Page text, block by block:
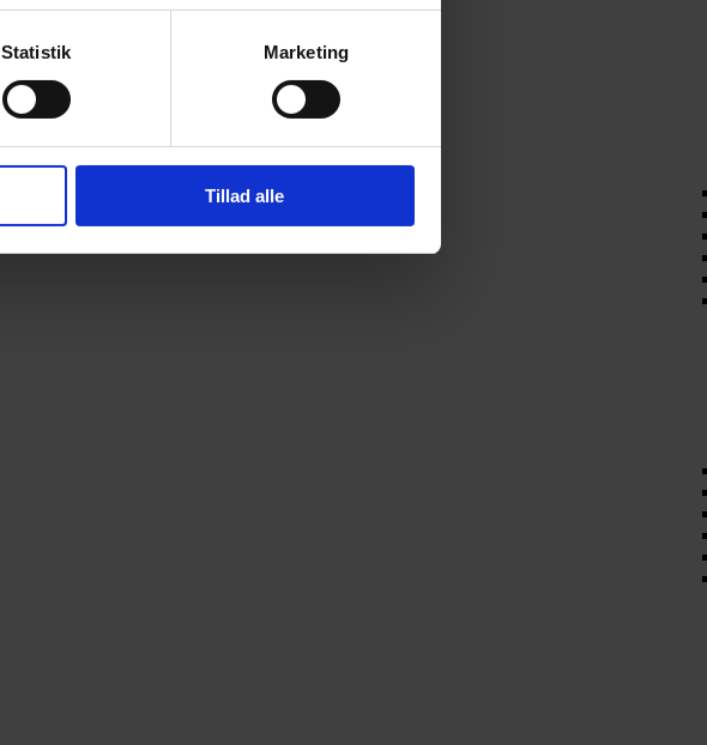
Statistik Marketing
Tillad alle